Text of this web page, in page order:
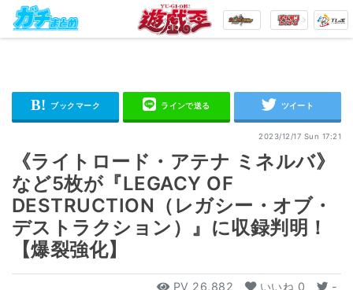
2023/12/17 Sun 17:21
《ライトロード・アテナ ミネルバ》
など5枚が『LEGACY OF
DESTRUCTION（レガシー・オブ・
デストラクション）』に収録判明！
【爆裂強化】
PV 26,882 いいね 0 -